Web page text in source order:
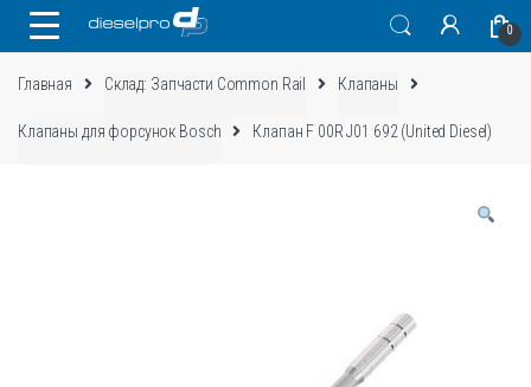
0
Главная Склад: Запчасти Common Rail Клапаны
Клапаны для форсунок Bosch Клапан F 00R J01 692 (United Diesel)